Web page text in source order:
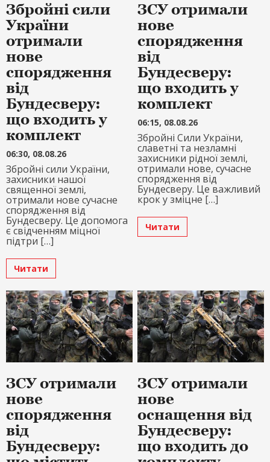
Збройні сили
України
отримали
нове
спорядження
від
Бундесверу:
що входить у
комплект
06:30, 08.08.26
Збройні сили України,
захисники нашої
священної землі,
отримали нове сучасне
спорядження від
Бундесверу. Це допомога
є свідченням міцної
підтри […]
Читати
ЗСУ отримали
нове
спорядження
від
Бундесверу:
що входить у
комплект
06:15, 08.08.26
Збройні Сили України,
славетні та незламні
захисники рідної землі,
отримали нове, сучасне
спорядження від
Бундесверу. Це важливий
крок у зміцне […]
Читати
ЗСУ отримали
нове
спорядження
від
Бундесверу:
ЗСУ отримали
нове
оснащення від
Бундесверу:
що входить до